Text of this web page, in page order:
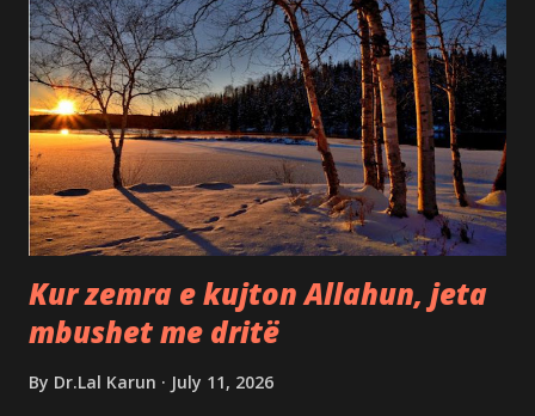
tek Ai, ta forcojmë besimin tonë dhe ta kujtojmë se kjo
botë nuk është vendbanimi ynë i përhershëm. Kur një derë
mbyllet, Allahu mund të hapë një derë më të mirë. Kur një
ëndërr vonohet, Ai mund të jetë duke përgatitur diçka më
të dobishme për ne. Besimtari jeton me shpresë, sepse e di
se Allahu është gjithmonë më i Dituri dhe më i Mëshirshmi.
Kjo botë është...
Kur zemra e kujton Allahun, jeta
mbushet me dritë
By Dr.Lal Karun July 11, 2026